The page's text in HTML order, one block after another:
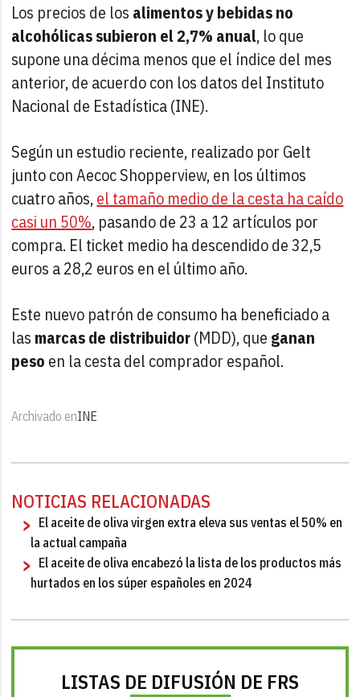
Los precios de los alimentos y bebidas no
alcohólicassubieron el 2,7% anual, lo que
supone una décima menos que el índice del mes
anterior, de acuerdo con los datos del Instituto
Nacional de Estadística (INE).
Según un estudio reciente, realizado por Gelt
junto con Aecoc Shopperview, en los últimos
cuatro años,el tamaño medio de la cesta ha caído
casi un 50%, pasando de 23 a 12 artículos por
compra. El ticket medio ha descendido de 32,5
euros a 28,2 euros en el último año.
Este nuevo patrón de consumo ha beneficiado a
las marcas de distribuidor(MDD), que ganan
peso en la cesta del comprador español.
Archivado enINE
NOTICIAS RELACIONADAS
El aceite de oliva virgen extra eleva sus ventas el 50% en
la actual campaña
El aceite de oliva encabezó la lista de los productos más
hurtados en los súper españoles en 2024
LISTAS DE DIFUSIÓN DE FRS